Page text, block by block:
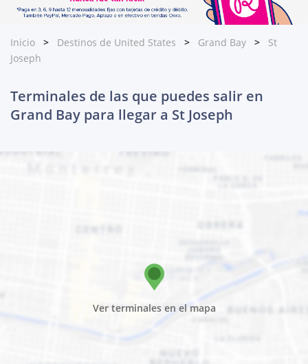
Inicio Destinos de United States Grand Bay
St
Joseph
Terminales de las que puedes salir en
Grand Bay para llegar a St Joseph
Ver terminales en el mapa